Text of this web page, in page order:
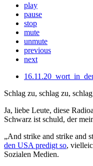
play
pause
stop
mute
unmute
previous
next
Schlag zu, schlag zu,
Ja, liebe Leute, diese
Schwarz ist schuld, der
„And strike and strike and
den USA predigt so,
Sozialen Medien.